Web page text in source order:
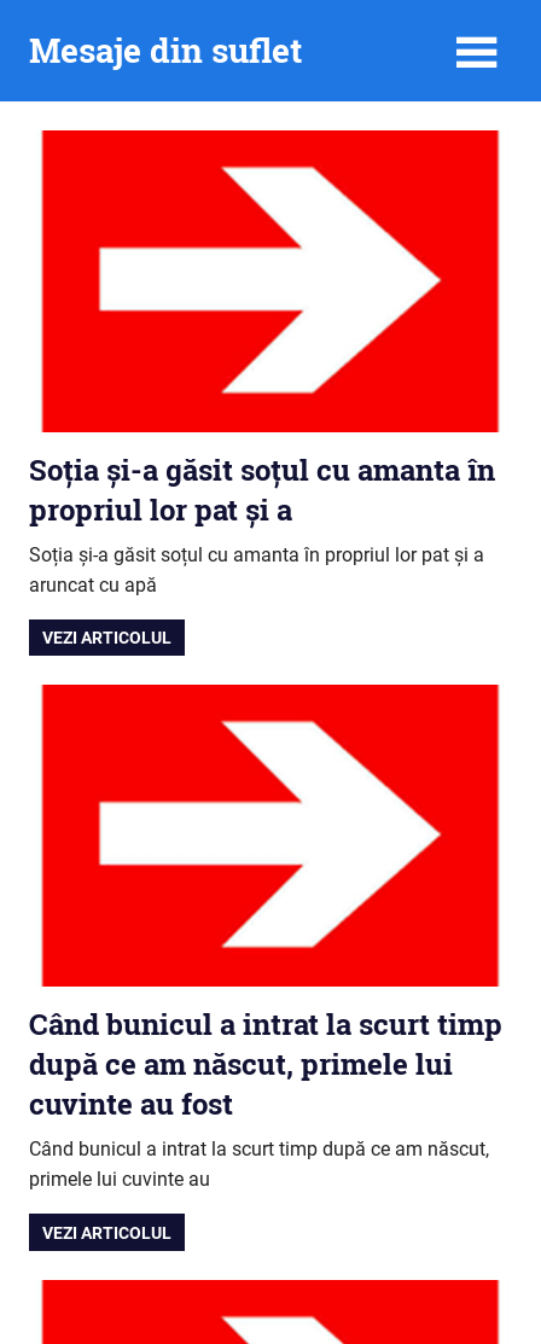
Mesaje din suflet
Soția și-a găsit soțul cu amanta în
propriul lor pat și a
Soția și-a găsit soțul cu amanta în propriul lor pat și a
aruncat cu apă
VEZI ARTICOLUL
Când bunicul a intrat la scurt timp
după ce am născut, primele lui
cuvinte au fost
Când bunicul a intrat la scurt timp după ce am născut,
primele lui cuvinte au
VEZI ARTICOLUL